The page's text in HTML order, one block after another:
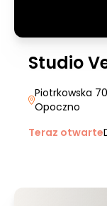
Studio
Piotrkowska 70
Opoczno
Teraz otwarte